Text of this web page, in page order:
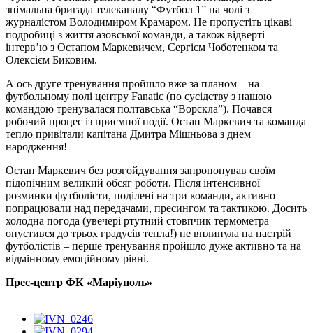
знімальна бригада телеканалу “Футбол 1” на чолі з
журналістом Володимиром Крамаром. Не пропустіть цікаві
подробиці з життя азовської команди, а також відверті
інтерв’ю з Остапом Маркевичем, Сергієм Чоботенком та
Олексієм Биковим.
А ось друге тренування пройшло вже за планом – на
футбольному полі центру Fanatic (по сусідству з нашою
командою тренувалася полтавська “Ворскла”). Почався
робочий процес із приємної події. Остап Маркевич та команда
тепло привітали капітана Дмитра Мішньова з днем ​​
народження!
Остап Маркевич без розгойдування запропонував своїм
підопічним великий обсяг роботи. Після інтенсивної
розминки футболісти, поділені на три команди, активно
попрацювали над передачами, пресингом та тактикою. Досить
холодна погода (увечері ртутний стовпчик термометра
опустився до трьох градусів тепла!) не вплинула на настрій
футболістів – перше тренування пройшло дуже активно та на
відмінному емоційному рівні.
Прес-центр ФК «Маріуполь»